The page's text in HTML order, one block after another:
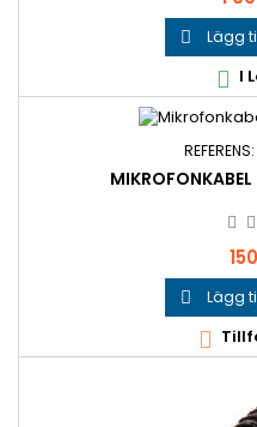
 Lägg
 I
REFERENS:
Pris
 Lägg
